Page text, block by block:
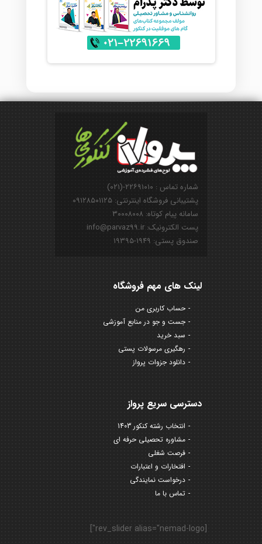
شماره تماس : ۲۲۶۹۱۰۱۰-(۰۲۱)
پشتیبانی فروشگاه اینترنتی: ۰۹۱۲۸۵۰۱۱۲۵
سامانه پیام کوتاه: ۳۰۰۰۸۰۰۸
پست الکترونیک: info@parvaz99.ir
صندوق پستی: ۱۹۴۹-۱۹۳۹۵
لینک های مهم فروشگاه
حساب کاربری من
جست و جو در منابع آموزشی
سبد خرید
رهگیری مرسولات پستی
دانلود جزوات پرواز
دسترسی سریع پرواز
انتخاب رشته کنکور 1403
مشاوره تحصیلی حرفه ای
فرصت شغلی
افتخارات و اعتبارات
درخواست نمایندگی
تماس با ما
[rev_slider alias="nemad-logo"]